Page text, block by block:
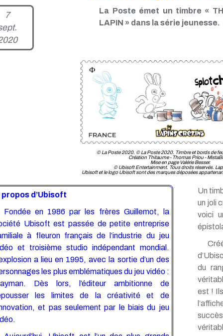
7
La Poste émet un timbre «
LAPIN » dans la série jeunesse.
© La Poste 2020. © La Poste 2020. Timbre et bords de
Création Thitaume - Thomas Priou -
Mise en page Valérie Besser.
© Ubisoft Entertainment. Tous droits réservés.
Ubisoft et le logo Ubisoft sont des marques déposées
propos d’Ubisoft
Fondée en 1986 par les frères Guillemot, la
Ubisoft est passée de petite entreprise
à fleuron français de l’industrie du jeu
et troisième studio indépendant mondial.
a lieu en 1995, avec la sortie d’un des
les plus emblématiques du jeu vidéo :
Dès lors, l’éditeur ambitionne de
les limites de la créativité et de
et pas seulement par le biais du jeu
Un
un joli
voici
du
est !